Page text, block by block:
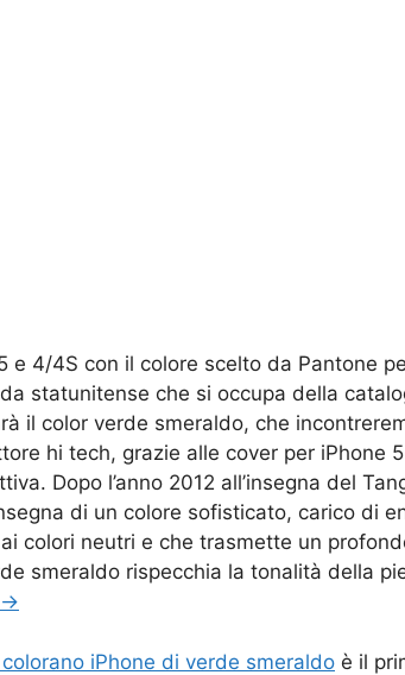
e 4/4S con il colore scelto da Pantone
statunitense che si occupa della
il color verde smeraldo, che
hi tech, grazie alle cover per iPhone
Dopo l’anno 2012 all’insegna del
di un colore sofisticato, carico di
colori neutri e che trasmette un
smeraldo rispecchia la tonalità della
→
iPhone di verde smeraldo è il